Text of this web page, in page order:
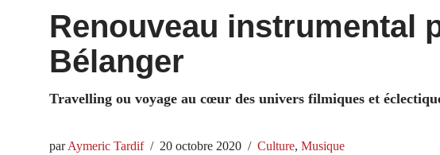
Renouveau instrumental
Bélanger
Travelling ou voyage au cœur des univers filmiques et
parAymeric Tardif 20 octobre 2020 Culture, Musique